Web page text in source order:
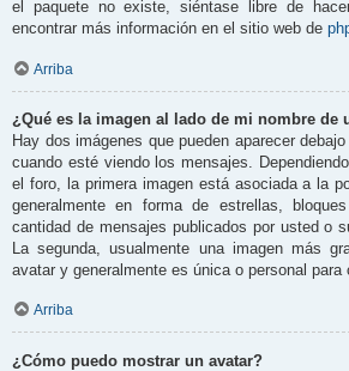
el paquete no existe, siéntase libre de
encontrar más información en el sitio web de
Arriba
¿Qué es la imagen al lado de mi nombre de
Hay dos imágenes que pueden aparecer
cuando esté viendo los mensajes.
el foro, la primera imagen está asociada a la
generalmente en forma de estrellas,
cantidad de mensajes publicados por usted o
La segunda, usualmente una imagen más
avatar y generalmente es única o personal para
Arriba
¿Cómo puedo mostrar un avatar?